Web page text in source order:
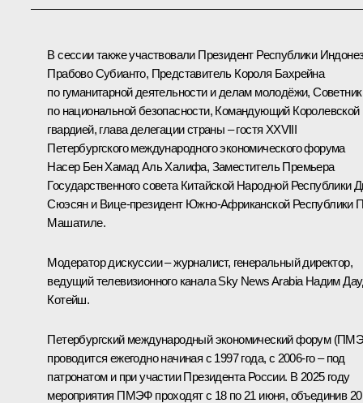
В сессии также участвовали Президент Республики
Прабово Субианто, Представитель Короля Бахрейна
по гуманитарной деятельности и делам молодёжи, Советник
по национальной безопасности, Командующий Королевской
гвардией, глава делегации страны – гостя XXVIII
Петербургского международного экономического форума
Насер Бен Хамад Аль Халифа, Заместитель Премьера
Государственного совета Китайской Народной Республики
Сюэсян и Вице-президент Южно-Африканской Республики
Машатиле.
Модератор дискуссии – журналист, генеральный директор,
ведущий телевизионного канала Sky News Arabia Надим
Котейш.
Петербургский международный экономический форум
проводится ежегодно начиная с 1997 года, с 2006-го – под
патронатом и при участии Президента России. В 2025 году
мероприятия ПМЭФ проходят с 18 по 21 июня, объединив 20